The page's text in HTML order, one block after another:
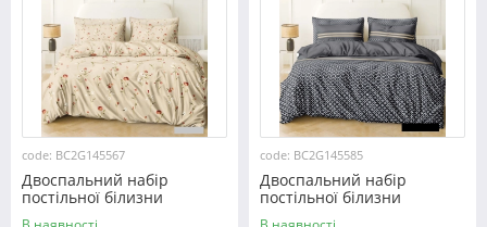
code: BC2G145567
Двоспальний набір
постільної білизни
180*220 із Бязі "Gold" з
code: BC2G145585
Двоспальний набір
постільної білизни
180*220 із Бязі "Gold" з